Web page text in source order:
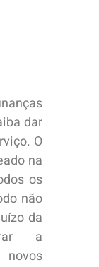
dar
O
na
os
não
da
a
novos